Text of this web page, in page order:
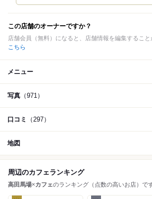
この店舗のオーナーですか？
店舗会員（無料）になると、店舗情報を編集すること
こちら
メニュー
写真 （971）
口コミ （297）
地図
周辺のカフェランキング
高田馬場×カフェのランキング（点数の高いお店）です